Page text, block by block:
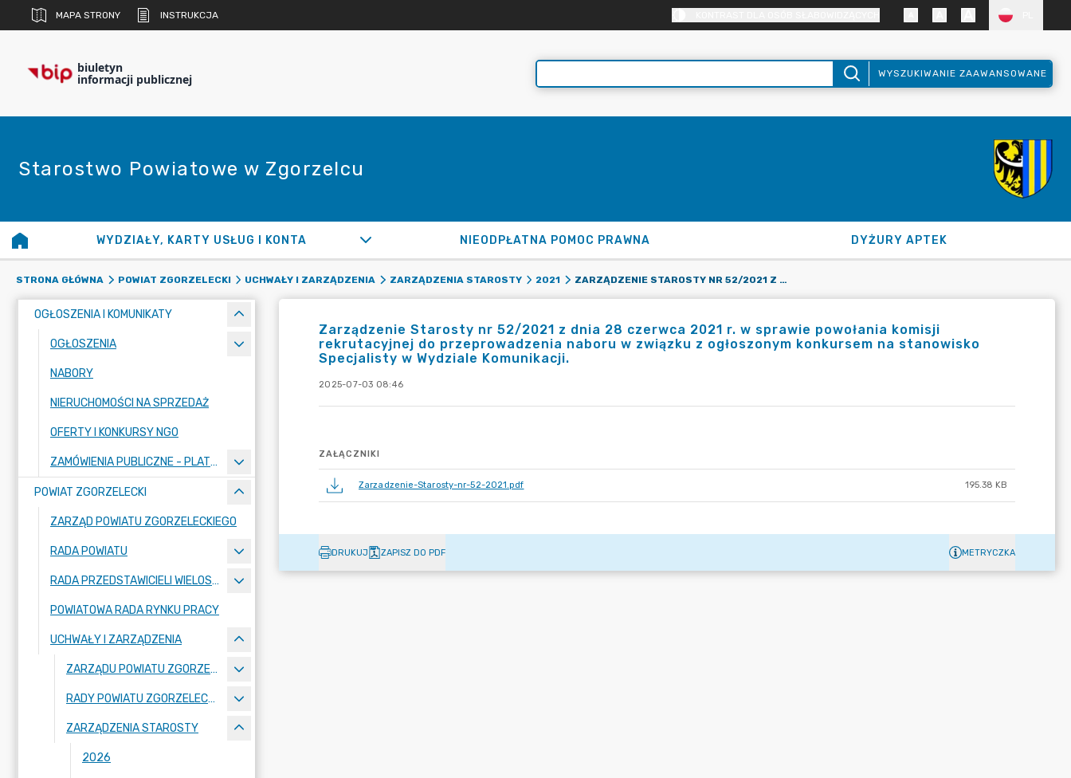
MAPA STRONY INSTRUKCJA
biuletyn
informacji publicznej WYSZUKIWANIE ZAAWANSOWANE
Starostwo Powiatowe w Zgorzelcu
WYDZIAŁY, KARTY USŁUG I KONTA NIEODPŁATNA POMOC PRAWNA DYŻURY APTEK
STRONA GŁÓWNA POWIAT ZGORZELECKI UCHWAŁY I ZARZĄDZENIA ZARZĄDZENIA STAROSTY 2021 ZARZĄDZENIE STAROSTY NR 52/2021 Z DNIA 28 CZERWCA 2021 R. W SPRAWIE POWOŁANIA KOMISJI REKRUTACYJNEJ DO PRZEPROWADZENIA NABORU W ZWIĄZKU Z OGŁOSZONYM KONKURSEM NA STANOWISKO SPECJALISTY W WYDZIALE KOMUNIKACJI.
OGŁOSZENIA I KOMUNIKATY
OGŁOSZENIA
NABORY
NIERUCHOMOŚCI NA SPRZEDAŻ
OFERTY I KONKURSY NGO
ZAMÓWIENIA PUBLICZNE - PLATFORMA ZAKUPOWA
POWIAT ZGORZELECKI
ZARZĄD POWIATU ZGORZELECKIEGO
RADA POWIATU
RADA PRZEDSTAWICIELI WIELOSPECJALISTYCZNEGO ZESPOŁU OPIEKI ZDROWOTNEJ "BOLESŁAWIEC-ZGORZELEC" SAMODZIELNEGO PUBLICZNEGO ZAKŁADU OPIEKI ZDROWOTNEJ
POWIATOWA RADA RYNKU PRACY
UCHWAŁY I ZARZĄDZENIA
ZARZĄDU POWIATU ZGORZELECKIEGO
RADY POWIATU ZGORZELECKIEGO
ZARZĄDZENIA STAROSTY
2026
Zarządzenie Starosty nr 52/2021 z dnia 28 czerwca 2021 r. w sprawie powołania komisji
rekrutacyjnej do przeprowadzenia naboru w związku z ogłoszonym konkursem na stanowisko
Specjalisty w Wydziale Komunikacji.
2025-07-03 08:46
ZAŁĄCZNIKI
Zarzadzenie-Starosty-nr-52-2021.pdf 195.38 KB
DRUKUJ ZAPISZ DO PDF METRYCZKA